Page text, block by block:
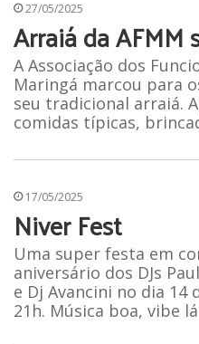
27/05/2025
Arraiá da AFMM
A Associação dos
Maringá marcou para
seu tradicional arraiá.
comidas típicas,
17/05/2025
Niver Fest
Uma super festa em
aniversário dos DJs
e Dj Avancini no dia
21h. Música boa, vibe